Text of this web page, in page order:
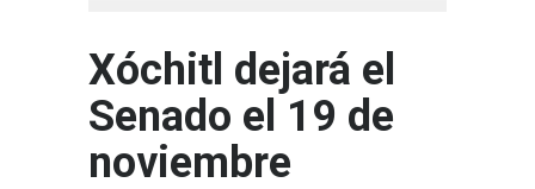
Xóchitl dejará el
Senado el 19 de
noviembre